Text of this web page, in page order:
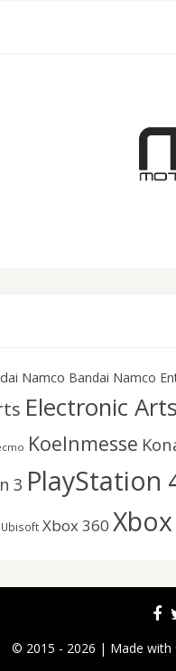
Namco Bandai Namco
Electronic
Koelnmesse
3 PlayStation
Ubisoft Xbox 360
© 2015 - 2026 | Made